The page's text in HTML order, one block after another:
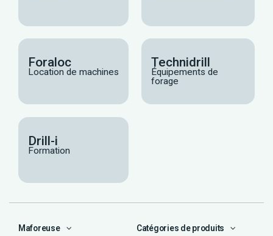
Foraloc
Location de machines
Technidrill
Équipements de
forage
Drill-i
Formation
Maforeuse Catégories de produits